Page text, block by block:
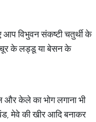
विभुवन संकष्टी चतुर्थी के
के लड्डू या बेसन के
और केले का भोग लगाना भी
मेवे की खीर आदि बनाकर